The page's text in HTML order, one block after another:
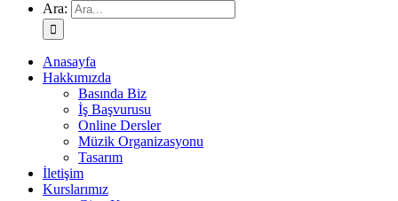
Ara:
Anasayfa
Hakkımızda
Basında Biz
İş Başvurusu
Online Dersler
Müzik Organizasyonu
Tasarım
İletişim
Kurslarımız